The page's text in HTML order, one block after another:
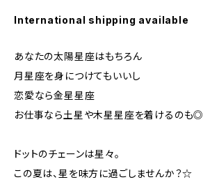
International shipping available
あなたの太陽星座はもちろん
月星座を身につけてもいいし
恋愛なら金星星座
お仕事なら土星や木星星座を着けるのも◎
ドットのチェーンは星々。
この夏は、星を味方に過ごしませんか？☆